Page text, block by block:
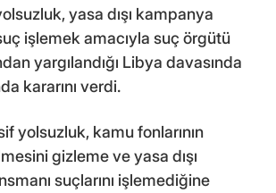
yasa dışı kampanya
işlemek amacıyla suç örgütü
yargılandığı Libya davasında
kararını verdi.
yolsuzluk, kamu fonlarının
gizleme ve yasa dışı
suçlarını işlemediğine